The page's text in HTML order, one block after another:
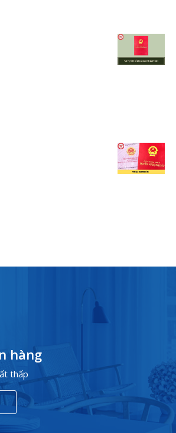
hàng
thấp